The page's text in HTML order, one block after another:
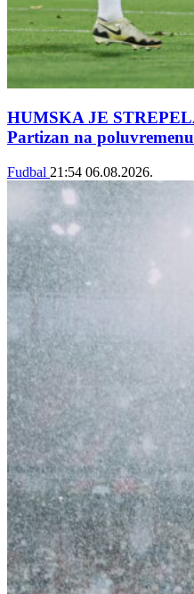
HUMSKA JE
Partizan na
Fudbal 21:54 06.08.2026.